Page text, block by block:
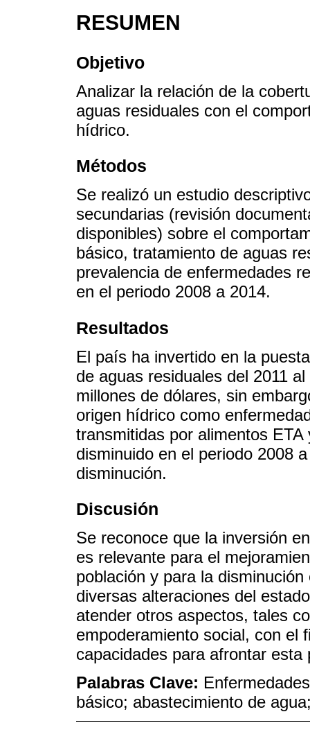
RESUMEN
Objetivo
Analizar la relación de la
aguas residuales con el
hídrico.
Métodos
Se realizó un estudio
secundarias (revisión
disponibles) sobre el
básico, tratamiento de aguas
prevalencia de enfermedades
en el periodo 2008 a 2014.
Resultados
El país ha invertido en la
de aguas residuales del 2011
millones de dólares, sin
origen hídrico como
transmitidas por alimentos
disminuido en el periodo 2008
disminución.
Discusión
Se reconoce que la inversión
es relevante para el
población y para la
diversas alteraciones del
atender otros aspectos, tales
empoderamiento social, con el
capacidades para afrontar
Palabras Clave:
básico; abastecimiento de